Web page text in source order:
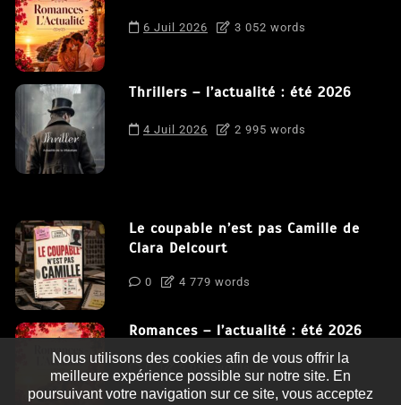
6 Juil 2026 3 052 words
Thrillers – l’actualité : été 2026
4 Juil 2026 2 995 words
Le coupable n’est pas Camille de
Clara Delcourt
0 4 779 words
Romances – l’actualité : été 2026
0 3 052 words
Nous utilisons des cookies afin de vous offrir la
meilleure expérience possible sur notre site. En
poursuivant votre navigation sur ce site, vous acceptez